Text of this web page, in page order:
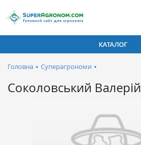
КАТАЛОГ
Головна • Суперагрономи •
Соколовський Валерій